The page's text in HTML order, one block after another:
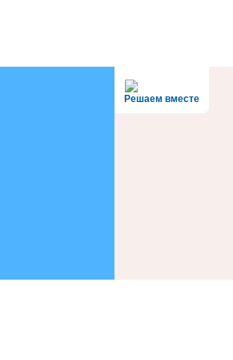
Решаем вместе